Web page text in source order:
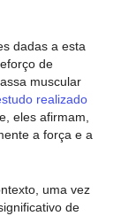
dadas a esta
de
muscular
realizado
eles afirmam,
a força e a
uma vez
de